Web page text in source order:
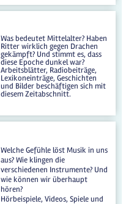
Was bedeutet Mittelalter? Haben
Ritter wirklich gegen Drachen
gekämpft? Und stimmt es, dass
diese Epoche dunkel war?
Arbeitsblätter, Radiobeiträge,
Lexikoneinträge, Geschichten
und Bilder beschäftigen sich mit
diesem Zeitabschnitt.
Welche Gefühle löst Musik in uns
aus? Wie klingen die
verschiedenen Instrumente? Und
wie können wir überhaupt
hören?
Hörbeispiele, Videos, Spiele und